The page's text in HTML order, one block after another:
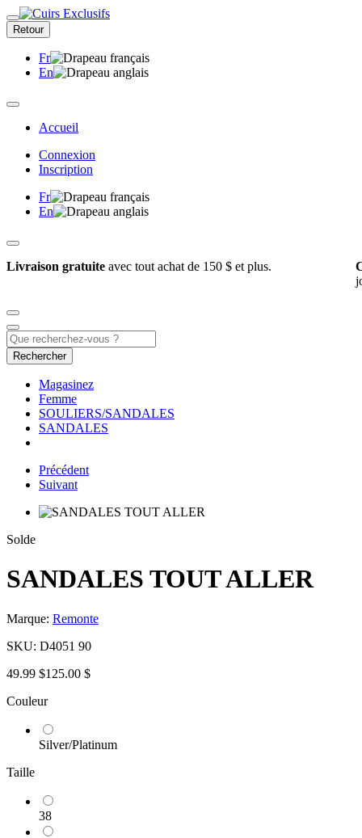
Retour
Fr
En
Accueil
Connexion
Inscription
Fr
En
Livraison gratuite avec tout achat de 150 $ et plus.
Rechercher
Magasinez
Femme
SOULIERS/SANDALES
SANDALES
Précédent
Suivant
Solde
SANDALES TOUT ALLER
Marque: Remonte
SKU: D4051 90
49.99 $125.00 $
Couleur
Silver/Platinum
Taille
38